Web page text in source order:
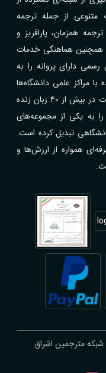
متنوعی از جمله ترجمه
همزمان، پارافریز و
همچنین هماهنگی خدمات
دارای پروانه را به
مراکز علمی دانشگاه‌ها
شرکت‌ها و سازمان‌های مختلف و ارائه خدمات در بیش از ۴۰ زبان زنده
به یکی از مجموعه‌های
تبدیل کرده است.
همواره از ارزش‌ها و
مترجمین اشراق